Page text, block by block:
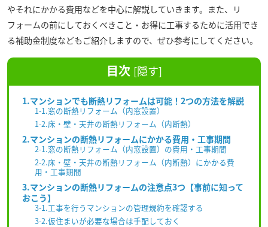
やそれにかかる費用などを中心に解説していきます。また、リ
フォームの前にしておくべきこと・お得に工事するために活用でき
る補助金制度などもご紹介しますので、ぜひ参考にしてください。
目次 [隠す]
1.マンションでも断熱リフォームは可能！2つの方法を解説
1-1.窓の断熱リフォーム（内窓設置）
1-2.床・壁・天井の断熱リフォーム（内断熱）
2.マンションの断熱リフォームにかかる費用・工事期間
2-1.窓の断熱リフォーム（内窓設置）の費用・工事期間
2-2.床・壁・天井の断熱リフォーム（内断熱）にかかる費
用・工事期間
3.マンションの断熱リフォームの注意点3つ【事前に知って
おこう】
3-1.工事を行うマンションの管理規約を確認する
3-2.仮住まいが必要な場合は手配しておく